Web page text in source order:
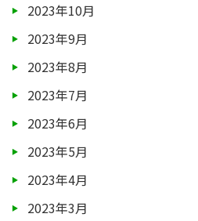
2023年10月
2023年9月
2023年8月
2023年7月
2023年6月
2023年5月
2023年4月
2023年3月